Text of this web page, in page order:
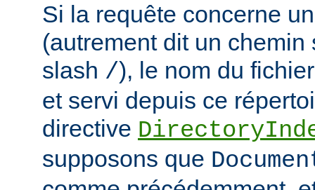
Si la requête concerne
(autrement dit un
slash /), le nom du
et servi depuis ce
directive
supposons que